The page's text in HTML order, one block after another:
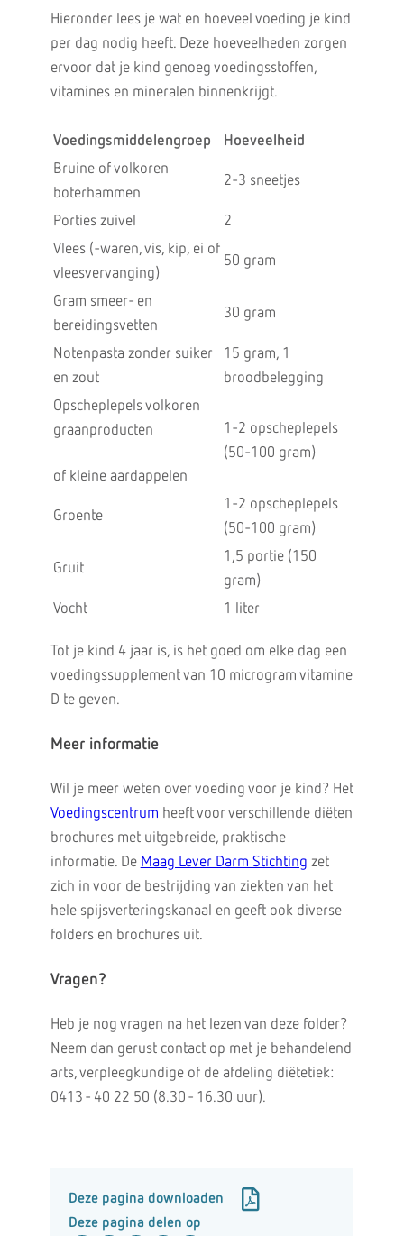
Hieronder lees je wat en hoeveel voeding je kind
per dag nodig heeft. Deze hoeveelheden zorgen
ervoor dat je kind genoeg voedingsstoffen,
vitamines en mineralen binnenkrijgt.
Voedingsmiddelengroep
Hoeveelheid
Bruine of volkoren
boterhammen
2-3 sneetjes
Porties zuivel
2
Vlees (-waren, vis, kip, ei of
vleesvervanging)
50 gram
Gram smeer- en
bereidingsvetten
30 gram
Notenpasta zonder suiker
en zout
15 gram, 1
broodbelegging
Opscheplepels volkoren
graanproducten
of kleine aardappelen
1-2 opscheplepels
(50-100 gram)
Groente
1-2 opscheplepels
(50-100 gram)
Gruit
1,5 portie (150
gram)
Vocht
1 liter
Tot je kind 4 jaar is, is het goed om elke dag een
voedingssupplement van 10 microgram vitamine
D te geven.
Meer informatie
Wil je meer weten over voeding voor je kind? Het
Voedingscentrum heeft voor verschillende diëten
brochures met uitgebreide, praktische
informatie. De Maag Lever Darm Stichting zet
zich in voor de bestrijding van ziekten van het
hele spijsverteringskanaal en geeft ook diverse
folders en brochures uit.
Vragen?
Heb je nog vragen na het lezen van deze folder?
Neem dan gerust contact op met je behandelend
arts, verpleegkundige of de afdeling diëtetiek:
0413 - 40 22 50 (8.30 - 16.30 uur).
Deze pagina downloaden
Deze pagina delen op